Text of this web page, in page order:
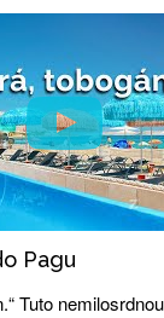
Pagu
Tuto